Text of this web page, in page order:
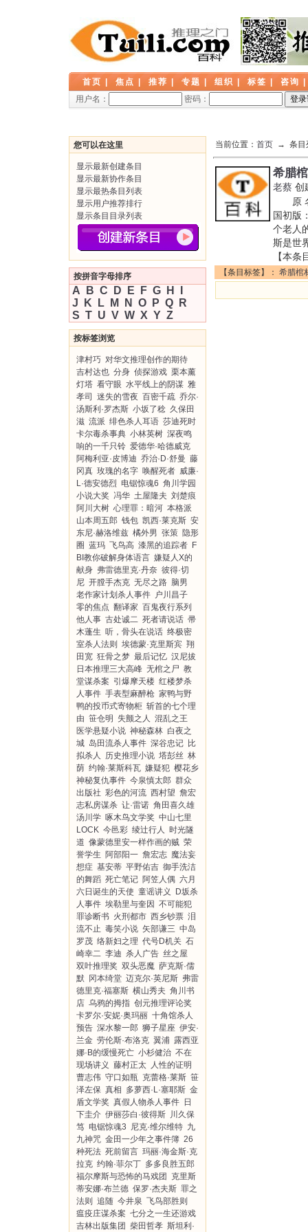
首页 焦点 推荐 专题 组织 标签 咨询
用户名：
密码：
您可以在这里
显示最新创建条目
显示最新协作条目
显示最热条目列表
显示用户推荐排行
显示条目目录列表
按拼音字母排序
A B C D E F G H
J
K L M N O P Q
R
S T U V W X Y Z
按标签浏览
津村巧 对华文推理创作的期待
吉村达也 分身 侦探游戏 栗本薰
灯塔 看守眼 水平线上的阴谋 雅
孝司
迷失的雪夜 百密千疏 乔尔·
汤斯利·罗杰斯 小坂了稔 久保田
滋 流派 绯色杀人耳语 莎迪死时
卡尔毒杀事典 小林英树 深夜鸣
响的一千只铃 爱德华·哈德威克
阿梅利亚·皮博迪 乔治·D·舒曼 藤
冈真 玫瑰的名字 唤醒死者 威廉·
L·德安德烈 电锯惊魂6 角川学园
小说大奖 冯华 土屋隆夫 刘楚痕
阿川大树 心理罪：暗河 本格派
山本周五郎 钱包 凯西·莱克斯 安
东尼·赫洛维兹 橘外男 张策 隐形
圈 蓝玛 飞鸟高 漆黑的追踪者 F
BI教你破解身体语言 嫌疑人X的
献身 弗雷德里克·丹奈 彼得·切
尼 开膛手杰克 无尽之路 脑男
老作家计划杀人事件 户川昌子
零的焦点 翻译家 百鬼夜行系列
他人事 古处诚二 死者请说话 帚
木蓬生 听，骨头在说话 终极密
室杀人法则
埃德蒙·克里斯宾 翔
田宽 狂骨之梦 最后记忆 汉尼拔
日本推理三大高峰 无棺之尸 教
堂谋杀案 引爆摩天楼 红楼梦杀
人事件 手表型麻醉枪 家鸭与野
鸭的投币式寄物柜 斩首的七个理
由 笹仓明 失颤之人 混乱之王
医学悬疑小说 神秘森林 白夜之
城 岛田流杀人事件 深谷忠记 比
拟杀人
历史推理小说 塔彭丝 林
荫 约翰·莱斯科瓦 嫌疑犯 樱花乡
神秘复仇事件 今泉慎太郎 群众
出版社 彩色的河流 西村望 詹宏
志私房谋杀 让·雷诺 角田喜久雄
汤川学 啄木鸟文学奖 中山七里
LOCK 今邑彩 绫辻行人
时光隧
道 像蒙德里安一样作画的贼 荣
誉学生 阿部阳一 詹宏志 魔法妄
想症 基安蒂 平野佑吉 御手洗洁
的舞蹈 死亡笔记 阿笠人偶 六月
六日诞生的天使 童谣讲义
D坂杀
人事件 埃勒里与奎因 不可能犯
罪诊断书 火刑都市 西乡钞票 泪
流不止 毒笑小说 矢部谦三 中岛
罗茂 络新妇之理 代号D机关 石
崎幸二 李迪 杀人广告 丝之屋
双叶推理奖 双头恶魔 萨克斯·儒
默
冈本绮堂 迈克尔·英尼斯 弗雷
德里克·福塞斯 横山秀夫 角川书
店 乌鸦的拇指 创元推理评论奖
卡罗尔·安妮·奥玛丽 十角馆杀人
预告 深水黎一郎 狮子星座 伊安·
兰金 劳伦斯·布洛克 翼浦 露西亚
娜·B的缓慢死亡 小杉健治 不在
现场讲义 藤村正太 人性的证明
曹志伟 守口如瓶 克蕾格·莱斯 笹
泽左保 真相 多萝西·L·塞耶斯 金
盾文学奖 真假人物杀人事件 日
下圭介 伊丽莎白·彼得斯 川久保
笃 电锯惊魂3 尼克·维尔维特 九
九神咒 金田一少年之事件簿 26
种死法 死前留言 玛丽·海金斯·克
拉克 约翰·菲尔丁 多多良胜五郎
福尔摩斯与恐怖的马戏团
克里斯
蒂安娜·布兰德 保罗·杰夫斯 罪之
法则
追随 今井泉 飞鸟部胜则
瘟疫庄谋杀案 七分之一生还游戏
吉林出版集团 柴田哲孝 斯坦利·
当前位置： 首页 → 条目
希腊
老蔡 创
原 名
国初版
个老人
斯是世
【本条
【条目标签】： 希腊棺